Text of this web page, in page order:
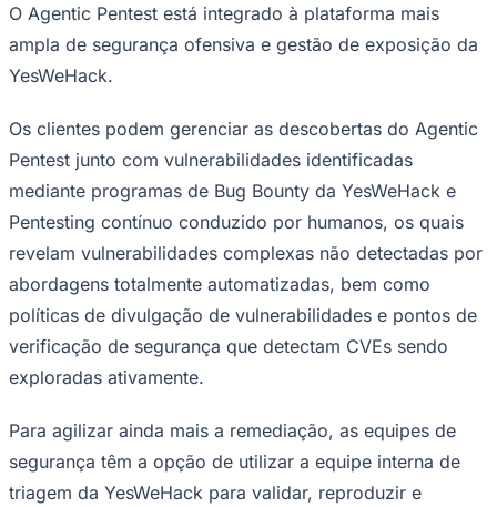
Verificar EmpresaNovo
Anunciar VagasNovo
Publicidade Legal
Fórmula 1
UFC
Tênis (ATP)
MLB
NHL
Atletismo
Vôlei
NBB
Competições de Futebol
Brasileirão Série A
Brasileirão Série B
Libertadores
Sul-Americana
Copa América
Champions League
O Agentic Pentest está integrado à plataforma mais
ampla de segurança ofensiva e gestão de exposição da
YesWeHack.
Os clientes podem gerenciar as descobertas do Agentic
Pentest junto com vulnerabilidades identificadas
mediante programas de Bug Bounty da YesWeHack e
Pentesting contínuo conduzido por humanos, os quais
revelam vulnerabilidades complexas não detectadas por
abordagens totalmente automatizadas, bem como
políticas de divulgação de vulnerabilidades e pontos de
verificação de segurança que detectam CVEs sendo
exploradas ativamente.
Para agilizar ainda mais a remediação, as equipes de
segurança têm a opção de utilizar a equipe interna de
triagem da YesWeHack para validar, reproduzir e